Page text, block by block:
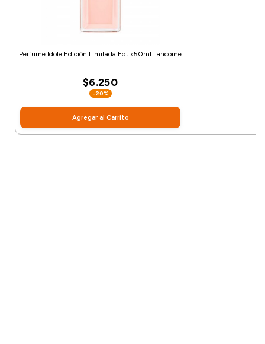
Perfume Idole Edición Limitada Edt x50ml Lancome
$6.250
-20%
Agregar al Carrito